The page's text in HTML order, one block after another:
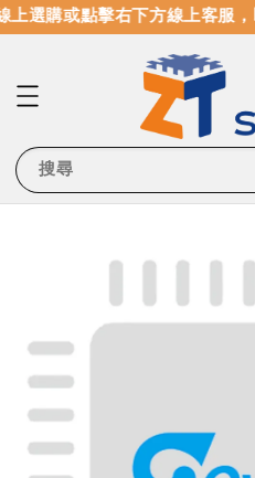
選購或點擊右下方線上客服
搜尋